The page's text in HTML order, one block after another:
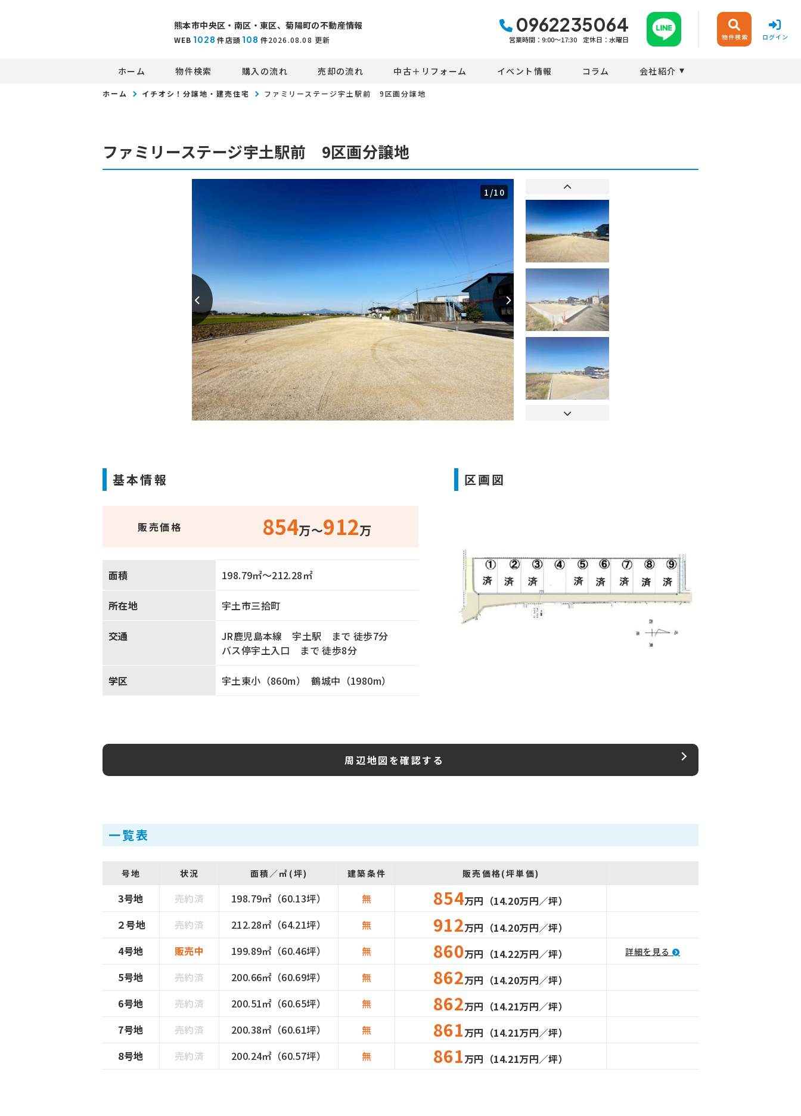
熊本市中央区・南区・東区、菊陽町の不動産情報
WEB 1028 件店頭 108 件2026.08.08 更新
0962235064
営業時間：9:00〜17:30 定休日：水曜日 物件検索 ログイン
ホーム 物件検索 購入の流れ 売却の流れ 中古＋リフォーム イベント情報 コラム 会社紹介
ホーム イチオシ！分譲地・建売住宅 ファミリーステージ宇土駅前 9区画分譲地
ファミリーステージ宇土駅前 9区画分譲地
1 /10
基本情報
販売価格 854万〜912万
面積 198.79㎡〜212.28㎡
所在地 宇土市三拾町
交通
JR鹿児島本線 宇土駅 まで 徒歩7分
バス停宇土入口 まで 徒歩8分
学区 宇土東小（860m） 鶴城中（1980m）
区画図
周辺地図を確認する
一覧表
号地 状況 面積／㎡(坪) 建築条件 販売価格(坪単価)
3号地 売約済 198.79㎡（60.13坪） 無 854万円 （14.20万円／坪）
２号地
売約済 212.28㎡（64.21坪） 無 912万円 （14.20万円／坪）
4号地
販売中 199.89㎡（60.46坪） 無 860万円 （14.22万円／坪） 詳細を見る
5号地 売約済 200.66㎡（60.69坪） 無 862万円 （14.20万円／坪）
6号地
売約済 200.51㎡（60.65坪） 無 862万円 （14.21万円／坪）
7号地
売約済 200.38㎡（60.61坪） 無 861万円 （14.21万円／坪）
8号地
売約済 200.24㎡（60.57坪） 無 861万円 （14.21万円／坪）